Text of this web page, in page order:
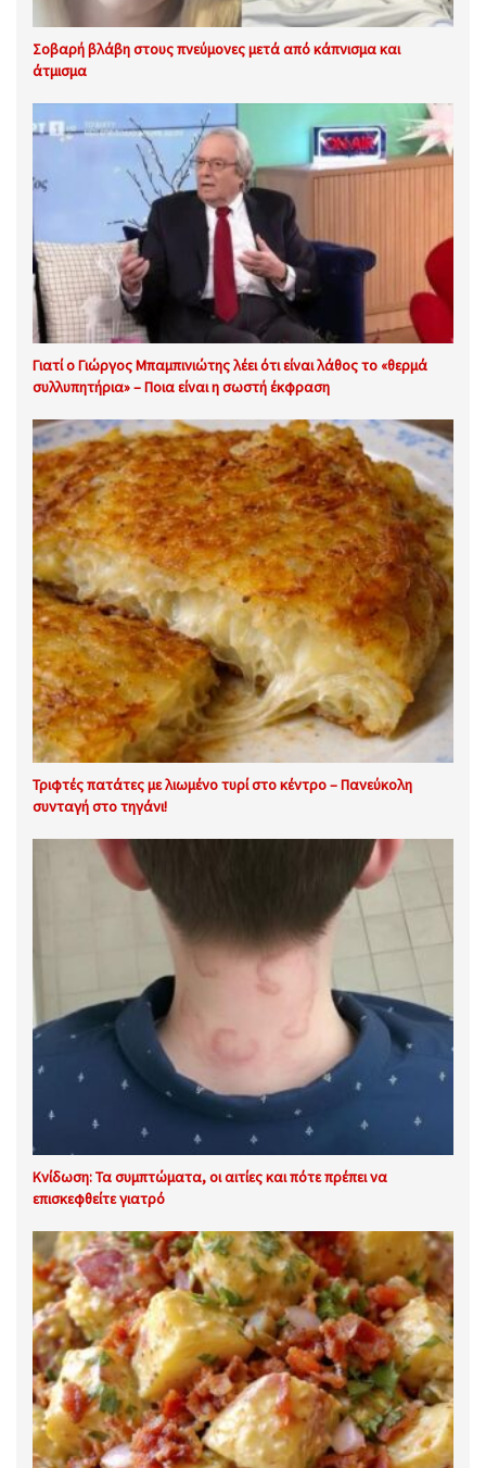
Σοβαρή βλάβη στους πνεύμονες μετά από κάπνισμα και
άτμισμα
Γιατί ο Γιώργος Μπαμπινιώτης λέει ότι είναι λάθος το «θερμά
συλλυπητήρια» – Ποια είναι η σωστή έκφραση
Τριφτές πατάτες με λιωμένο τυρί στο κέντρο – Πανεύκολη
συνταγή στο τηγάνι!
Κνίδωση: Τα συμπτώματα, οι αιτίες και πότε πρέπει να
επισκεφθείτε γιατρό